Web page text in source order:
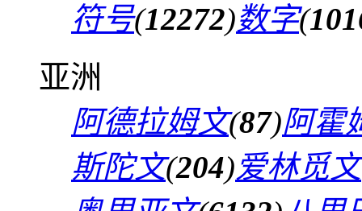
符号(12272)数字(
亚洲
阿德拉姆文(87)阿霍
斯陀文(204)爱林觅文